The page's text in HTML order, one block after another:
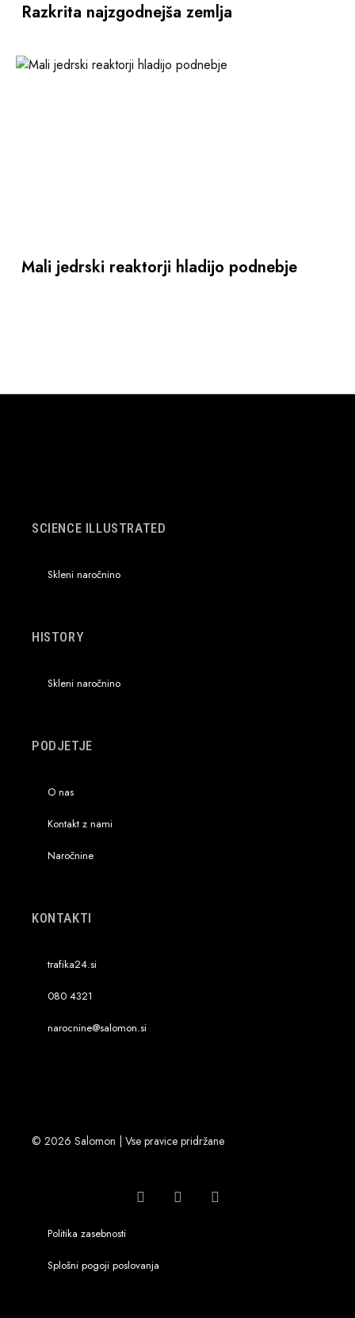
Razkrita najzgodnejša zemlja
Mali jedrski reaktorji hladijo podnebje
SCIENCE ILLUSTRATED
Skleni naročnino
HISTORY
Skleni naročnino
PODJETJE
O nas
Kontakt z nami
Naročnine
KONTAKTI
trafika24.si
080 4321
narocnine@salomon.si
© 2026 Salomon | Vse pravice pridržane
Politika zasebnosti
Splošni pogoji poslovanja